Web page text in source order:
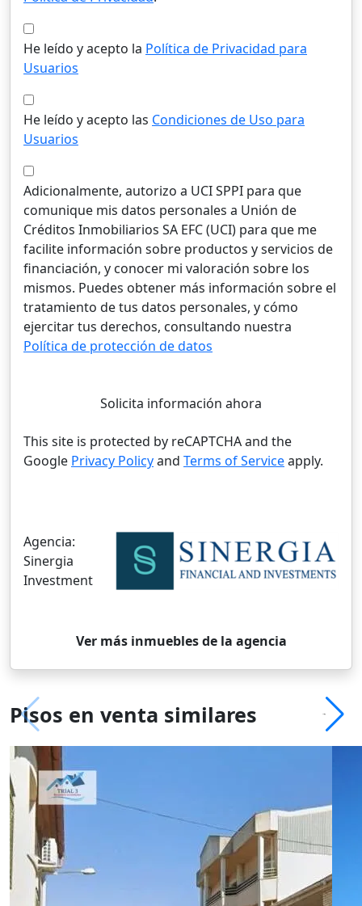
He leído y acepto la Política de Privacidad para
Usuarios
He leído y acepto las Condiciones de Uso para
Usuarios
Adicionalmente, autorizo a UCI SPPI para que
comunique mis datos personales a Unión de
Créditos Inmobiliarios SA EFC (UCI) para que me
facilite información sobre productos y servicios de
financiación, y conocer mi valoración sobre los
mismos. Puedes obtener más información sobre el
tratamiento de tus datos personales, y cómo
ejercitar tus derechos, consultando nuestra
Política de protección de datos
Solicita información ahora
This site is protected by reCAPTCHA and the
Google Privacy Policyand Terms of Serviceapply.
Agencia:
Sinergia
Investment
Ver más inmuebles de la agencia
Pisos en venta similares